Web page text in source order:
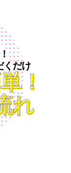
くだけ
！
れ